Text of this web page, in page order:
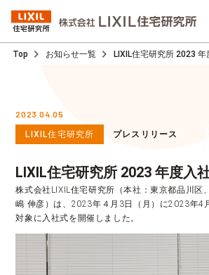
Top お知らせ一覧 LIXIL住宅研究所 2023
2023.04.05
LIXIL住宅研究所 プレスリリース
LIXIL住宅研究所 2023 年度入
株式会社LIXIL住宅研究所（本社：東京都品川区
嶋 伸彦）は、2023年４月3日（月）に2023年4
対象に入社式を開催しました。